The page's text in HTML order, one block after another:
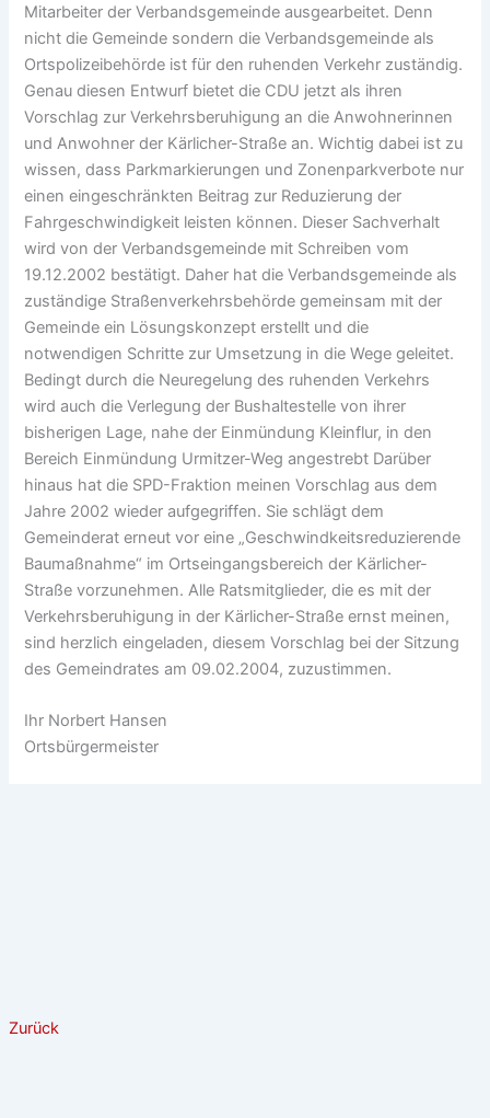
Zurück
Mitarbeiter der Verbandsgemeinde ausgearbeitet. Denn
nicht die Gemeinde sondern die Verbandsgemeinde als
Ortspolizeibehörde ist für den ruhenden Verkehr zuständig.
Genau diesen Entwurf bietet die CDU jetzt als ihren
Vorschlag zur Verkehrsberuhigung an die Anwohnerinnen
und Anwohner der Kärlicher-Straße an. Wichtig dabei ist zu
wissen, dass Parkmarkierungen und Zonenparkverbote nur
einen eingeschränkten Beitrag zur Reduzierung der
Fahrgeschwindigkeit leisten können. Dieser Sachverhalt
wird von der Verbandsgemeinde mit Schreiben vom
19.12.2002 bestätigt. Daher hat die Verbandsgemeinde als
zuständige Straßenverkehrsbehörde gemeinsam mit der
Gemeinde ein Lösungskonzept erstellt und die
notwendigen Schritte zur Umsetzung in die Wege geleitet.
Bedingt durch die Neuregelung des ruhenden Verkehrs
wird auch die Verlegung der Bushaltestelle von ihrer
bisherigen Lage, nahe der Einmündung Kleinflur, in den
Bereich Einmündung Urmitzer-Weg angestrebt Darüber
hinaus hat die SPD-Fraktion meinen Vorschlag aus dem
Jahre 2002 wieder aufgegriffen. Sie schlägt dem
Gemeinderat erneut vor eine „Geschwindkeitsreduzierende
Baumaßnahme“ im Ortseingangsbereich der Kärlicher-
Straße vorzunehmen. Alle Ratsmitglieder, die es mit der
Verkehrsberuhigung in der Kärlicher-Straße ernst meinen,
sind herzlich eingeladen, diesem Vorschlag bei der Sitzung
des Gemeindrates am 09.02.2004, zuzustimmen.
Ihr Norbert Hansen
Ortsbürgermeister